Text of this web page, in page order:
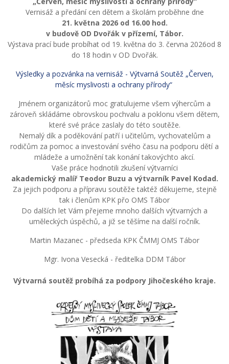
Vernisáž a předání cen dětem a školám proběhne dne
21. května 2026 od 16.00 hod.
v budově OD Dvořák v přízemí, Tábor.
Výstava prací bude probíhat od 19. května do 3. června 2026od 8
do 18 hodin v OD Dvořák.
Výsledky a pozvánka na vernisáž - Výtvarná Soutěž „Červen,
měsíc myslivosti a ochrany přírody“
Jménem organizátorů moc gratulujeme všem výhercům a
zároveň skládáme obrovskou pochvalu a poklonu všem dětem,
které své práce zaslaly do této soutěže.
Nemalý dík a poděkování patří i učitelům, vychovatelům a
rodičům za pomoc a investování svého času na podporu dětí a
mládeže a umožnění tak konání takovýchto akcí.
Vaše práce hodnotili zkušení výtvarníci
akademický malíř Teodor Buzu a výtvarník Pavel Kodad.
Za jejich podporu a přípravu soutěže taktéž děkujeme, stejně
tak i členům KPK přo OMS Tábor
Do dalších let Vám přejeme mnoho dalších výtvarných a
uměleckých úspěchů, a již se těšíme na další ročník.
Martin Mazanec - předseda KPK ČMMJ OMS Tábor
Mgr. Ivona Vesecká - ředitelka DDM Tábor
Výtvarná soutěž probíhá za podpory Jihočeského kraje.